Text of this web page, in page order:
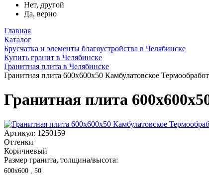
Нет, другой
Да, верно
Главная
Каталог
Брусчатка и элементы благоустройства в Челябинске
Купить гранит в Челябинске
Гранитная плита в Челябинске
Гранитная плита 600х600x50 Камбулатовское
Гранитная плита
Артикул: 1250159
Оттенки
Коричневый
Размер гранита, толщина/высота:
600х600 , 50